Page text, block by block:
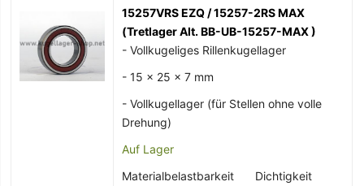
15257VRS EZQ / 15257-2RS MAX
(Tretlager Alt. BB-UB-15257-MAX )
- Vollkugeliges Rillenkugellager
- 15 x 25 x 7 mm
- Vollkugellager (für Stellen ohne volle
Drehung)
Auf Lager
Materialbelastbarkeit
Dichtigkeit